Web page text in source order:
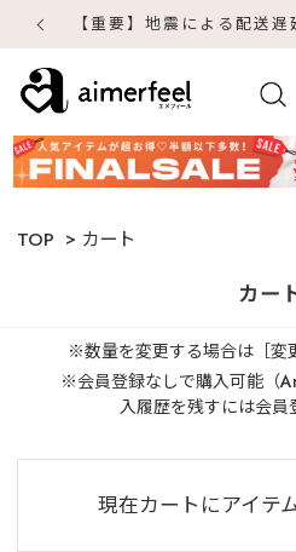
TOP カート
カー
※数量を変更する場合は［変
※会員登録なしで購入可能（
入履歴を残すには会員
現在カートにアイテ